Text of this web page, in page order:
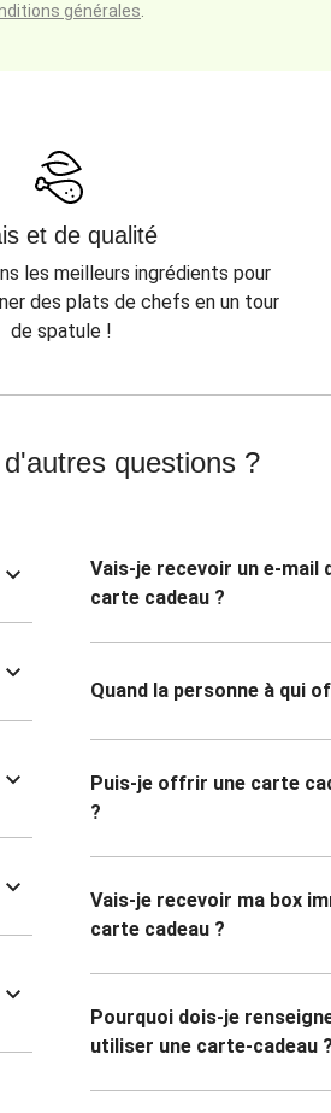
générales
et de qualité
les meilleurs ingrédients pour
des plats de chefs en un tour
de spatule !
questions ?
Vais-je recevoir un e-mail
carte cadeau ?
Quand la personne à qui
Puis-je offrir une carte
?
Vais-je recevoir ma box
carte cadeau ?
Pourquoi dois-je
utiliser une carte-cadeau